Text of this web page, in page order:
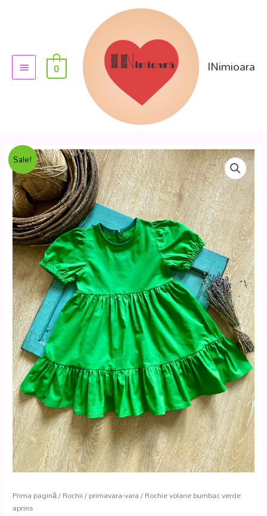
INimioara
0
Sale!
Prima pagină/Rochii/primavara-vara/ Rochie volane bumbac verde
aprins